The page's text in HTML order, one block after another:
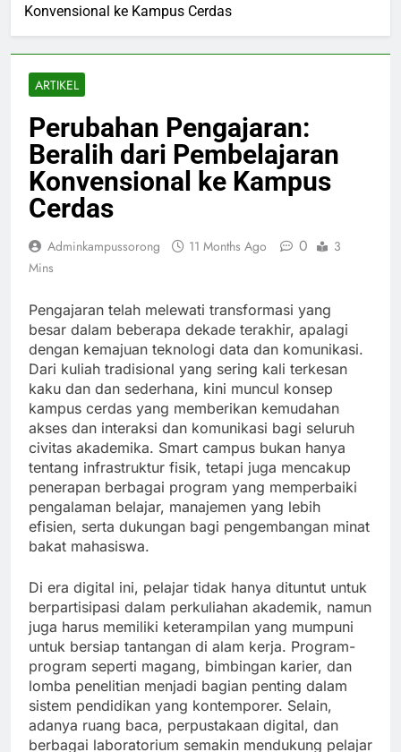
Konvensional ke Kampus Cerdas
ARTIKEL
Perubahan Pengajaran:
Beralih dari Pembelajaran
Konvensional ke Kampus
Cerdas
Adminkampussorong 11 Months Ago 0
3
Mins
Pengajaran telah melewati transformasi yang
besar dalam beberapa dekade terakhir, apalagi
dengan kemajuan teknologi data dan komunikasi.
Dari kuliah tradisional yang sering kali terkesan
kaku dan dan sederhana, kini muncul konsep
kampus cerdas yang memberikan kemudahan
akses dan interaksi dan komunikasi bagi seluruh
civitas akademika. Smart campus bukan hanya
tentang infrastruktur fisik, tetapi juga mencakup
penerapan berbagai program yang memperbaiki
pengalaman belajar, manajemen yang lebih
efisien, serta dukungan bagi pengembangan minat
bakat mahasiswa.
Di era digital ini, pelajar tidak hanya dituntut untuk
berpartisipasi dalam perkuliahan akademik, namun
juga harus memiliki keterampilan yang mumpuni
untuk bersiap tantangan di alam kerja. Program-
program seperti magang, bimbingan karier, dan
lomba penelitian menjadi bagian penting dalam
sistem pendidikan yang kontemporer. Selain,
adanya ruang baca, perpustakaan digital, dan
berbagai laboratorium semakin mendukung pelajar